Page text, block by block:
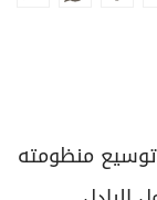
منظومته